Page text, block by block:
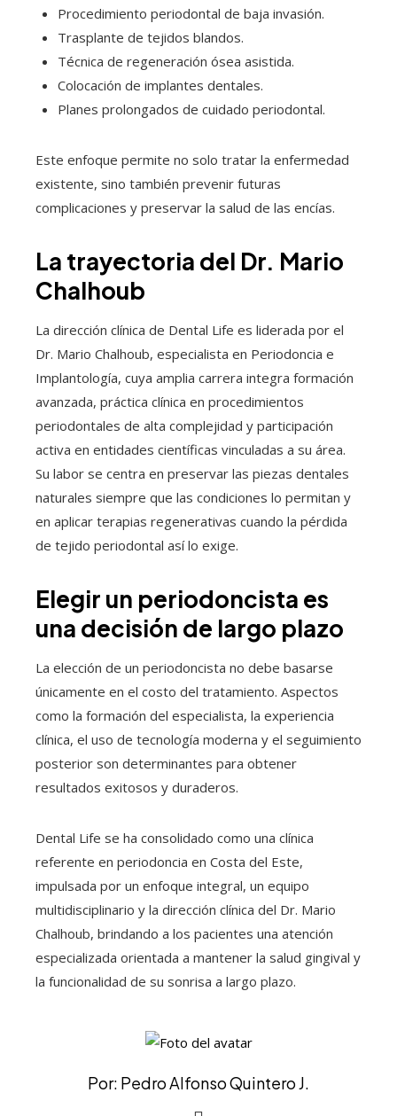
Procedimiento periodontal de baja invasión.
Trasplante de tejidos blandos.
Técnica de regeneración ósea asistida.
Colocación de implantes dentales.
Planes prolongados de cuidado periodontal.
Este enfoque permite no solo tratar la enfermedad
existente, sino también prevenir futuras
complicaciones y preservar la salud de las encías.
La trayectoria del Dr. Mario
Chalhoub
La dirección clínica de Dental Life es liderada por el
Dr. Mario Chalhoub, especialista en Periodoncia e
Implantología, cuya amplia carrera integra formación
avanzada, práctica clínica en procedimientos
periodontales de alta complejidad y participación
activa en entidades científicas vinculadas a su área.
Su labor se centra en preservar las piezas dentales
naturales siempre que las condiciones lo permitan y
en aplicar terapias regenerativas cuando la pérdida
de tejido periodontal así lo exige.
Elegir un periodoncista es
una decisión de largo plazo
La elección de un periodoncista no debe basarse
únicamente en el costo del tratamiento. Aspectos
como la formación del especialista, la experiencia
clínica, el uso de tecnología moderna y el seguimiento
posterior son determinantes para obtener
resultados exitosos y duraderos.
Dental Life se ha consolidado como una clínica
referente en periodoncia en Costa del Este,
impulsada por un enfoque integral, un equipo
multidisciplinario y la dirección clínica del Dr. Mario
Chalhoub, brindando a los pacientes una atención
especializada orientada a mantener la salud gingival y
la funcionalidad de su sonrisa a largo plazo.
Por: Pedro Alfonso Quintero J.